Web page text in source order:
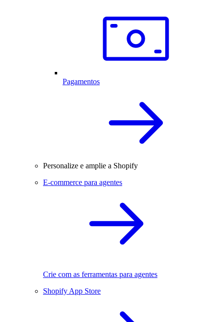
Pagamentos
Personalize e amplie a Shopify
E-commerce para agentes
Crie com as ferramentas para agentes
Shopify App Store